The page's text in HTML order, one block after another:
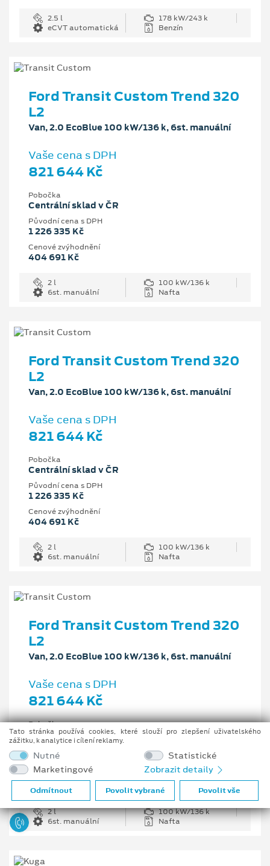
2.5 l
178 kW/243 k
eCVT automatická
Benzín
Ford Transit Custom Trend 320
L2
Van, 2.0 EcoBlue 100 kW/136 k, 6st. manuální
Vaše cena s DPH
821 644 Kč
Pobočka
Centrální sklad v ČR
Původní cena s DPH
1 226 335 Kč
Cenové zvýhodnění
404 691 Kč
2 l
100 kW/136 k
6st. manuální
Nafta
Ford Transit Custom Trend 320
L2
Van, 2.0 EcoBlue 100 kW/136 k, 6st. manuální
Vaše cena s DPH
821 644 Kč
Pobočka
Centrální sklad v ČR
Původní cena s DPH
1 226 335 Kč
Cenové zvýhodnění
404 691 Kč
2 l
100 kW/136 k
6st. manuální
Nafta
Ford Transit Custom Trend 320
L2
Van, 2.0 EcoBlue 100 kW/136 k, 6st. manuální
Vaše cena s DPH
821 644 Kč
Pobočka
Opava
1 226 335 Kč
Cenové zvýhodnění
404 691 Kč
2 l
100 kW/136 k
6st. manuální
Nafta
Tato stránka používá cookies, které slouží pro zlepšení uživatelského
zážitku, k analytice i cílení reklamy.
Nutné
Statistické
Marketingové
Zobrazit detaily
Odmítnout Povolit vybrané Povolit vše